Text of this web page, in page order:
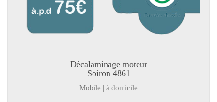
Décalaminage moteur
Soiron 4861
Mobile | à domicile